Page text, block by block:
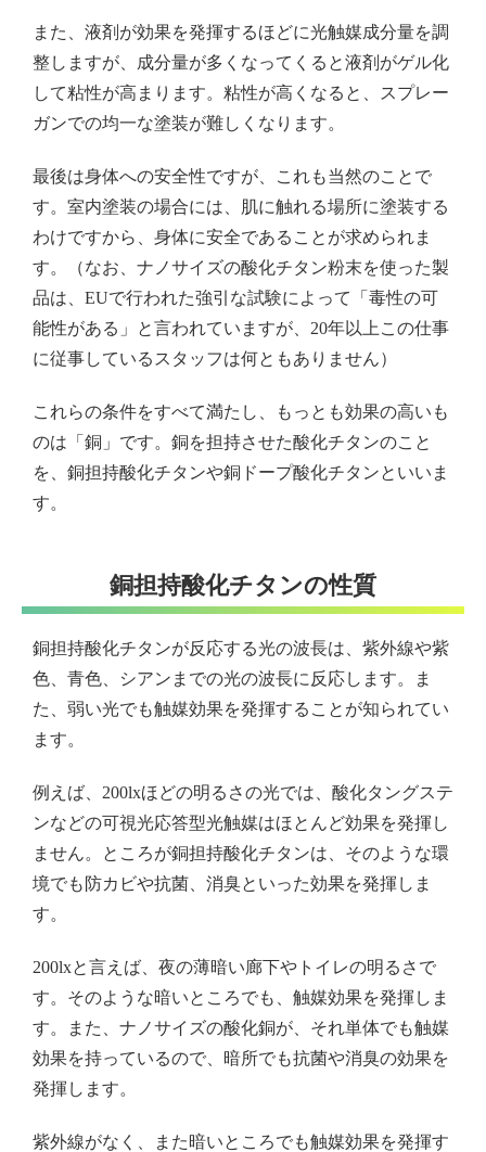
また、液剤が効果を発揮するほどに光触媒成分量を調
整しますが、成分量が多くなってくると液剤がゲル化
して粘性が高まります。粘性が高くなると、スプレー
ガンでの均一な塗装が難しくなります。
最後は身体への安全性ですが、これも当然のことで
す。室内塗装の場合には、肌に触れる場所に塗装する
わけですから、身体に安全であることが求められま
す。（なお、ナノサイズの酸化チタン粉末を使った製
品は、EUで行われた強引な試験によって「毒性の可
能性がある」と言われていますが、20年以上この仕事
に従事しているスタッフは何ともありません）
これらの条件をすべて満たし、もっとも効果の高いも
のは「銅」です。銅を担持させた酸化チタンのこと
を、銅担持酸化チタンや銅ドープ酸化チタンといいま
す。
銅担持酸化チタンの性質
銅担持酸化チタンが反応する光の波長は、紫外線や紫
色、青色、シアンまでの光の波長に反応します。ま
た、弱い光でも触媒効果を発揮することが知られてい
ます。
例えば、200lxほどの明るさの光では、酸化タングステ
ンなどの可視光応答型光触媒はほとんど効果を発揮し
ません。ところが銅担持酸化チタンは、そのような環
境でも防カビや抗菌、消臭といった効果を発揮しま
す。
200lxと言えば、夜の薄暗い廊下やトイレの明るさで
す。そのような暗いところでも、触媒効果を発揮しま
す。また、ナノサイズの酸化銅が、それ単体でも触媒
効果を持っているので、暗所でも抗菌や消臭の効果を
発揮します。
紫外線がなく、また暗いところでも触媒効果を発揮す